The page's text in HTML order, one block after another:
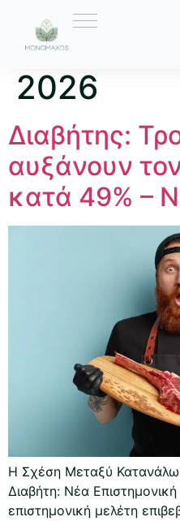
Ημέρα:
2026
Διαβήτης:
αυξάνουν
κατά 49% –
Η Σχέση Μεταξύ
Διαβήτη: Νέα
επιστημονική μελέτη